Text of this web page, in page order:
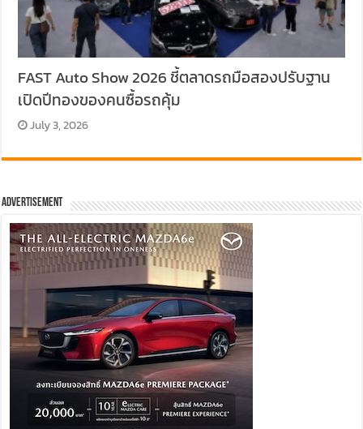
FAST Auto Show 2026 ชี้ตลาดรถมือสองปรับฐาน
เปิดปีทองของคนซื้อรถคุ้ม
July 3, 2026
Advertisement